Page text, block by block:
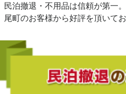
民泊撤退・不用品は信頼が第一
尾町のお客様から好評を頂いてお